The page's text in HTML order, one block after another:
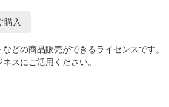
購入
どの商品販売ができるライセンスです。
スにご活用ください。